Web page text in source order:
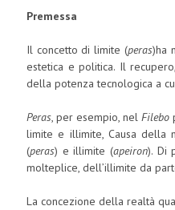
Premessa
Il concetto di limite (peras)ha
estetica e politica. Il
della potenza tecnologica a
Peras, per esempio, nelFilebo
limite e illimite, Causa della
(peras) e illimite (apeiron). Di
molteplice, dell’illimite da
La concezione della realtà